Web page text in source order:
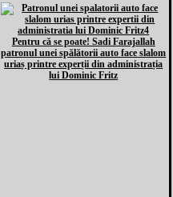
Pentru că se poate! Sadi Farajallah
patronul unei spălătorii auto face slalom
uriaș printre experții din administrația
lui Dominic Fritz